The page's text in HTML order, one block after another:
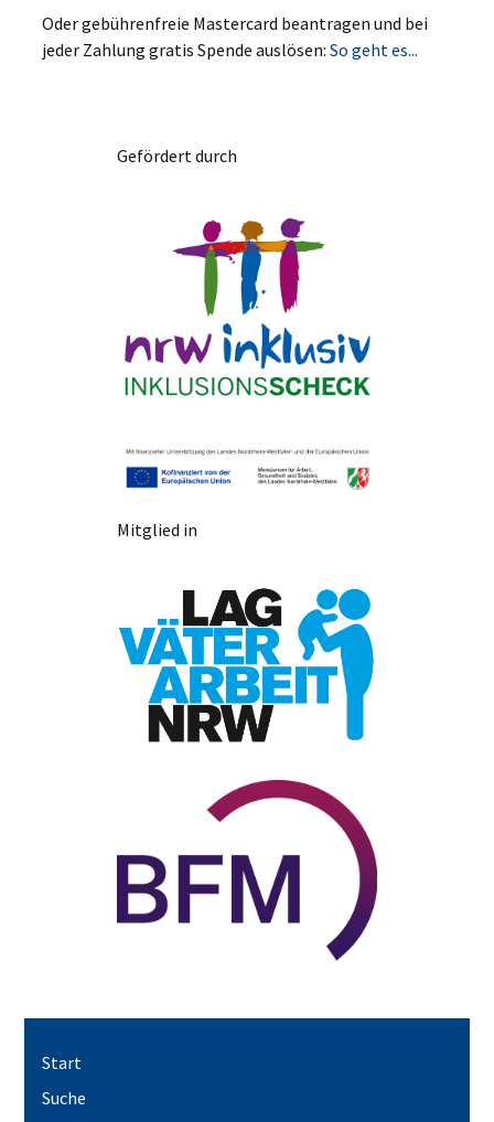
Oder gebührenfreie Mastercard beantragen und bei
jeder Zahlung gratis Spende auslösen:So geht es...
Gefördert durch
Mitglied in
Start
Suche